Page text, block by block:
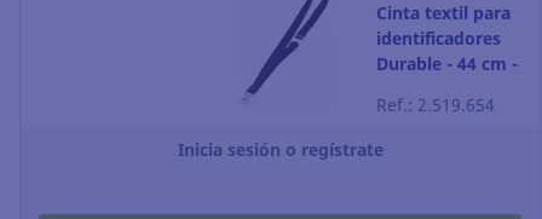
Cinta textil para
identificadores
Durable - 44 cm -
10
Ref.: 2.519.654
Inicia sesión o regístrate